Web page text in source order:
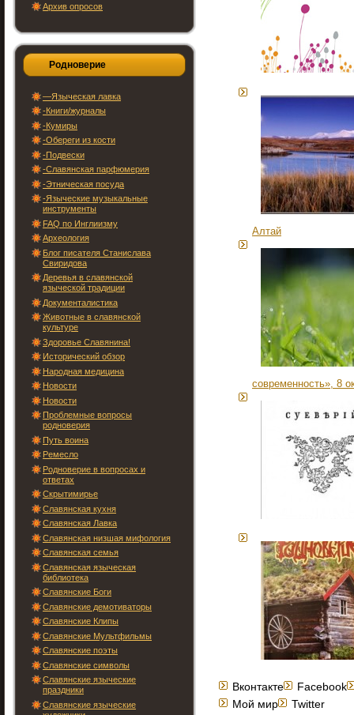
Архив опросов
Родноверие
—Языческая лавка
-Книги/журналы
-Кумиры
-Обереги из кости
-Подвески
-Славянская парфюмерия
-Этническая посуда
-Языческие музыкальные
инструменты
FAQ по Инглиизму
Археология
Блог писателя Станислава
Свиридова
Деревья в славянской
языческой традиции
Документалистика
Животные в славянской
культуре
Здоровье Славянина!
Исторический обзор
Народная медицина
Новости
Новости
Проблемные вопросы
родноверия
Путь воина
Ремесло
Родноверие в вопросах и
ответах
Скрытимирье
Славянская кухня
Славянская Лавка
Славянская низшая мифология
Славянская семья
Славянская языческая
библиотека
Славянские Боги
Славянские демотиваторы
Славянские Клипы
Славянские Мультфильмы
Славянские поэты
Славянские символы
Славянские языческие
праздники
Славянские языческие
Алтай
современность», 8
Вконтакте
Facebook
Мой мир
Twitter